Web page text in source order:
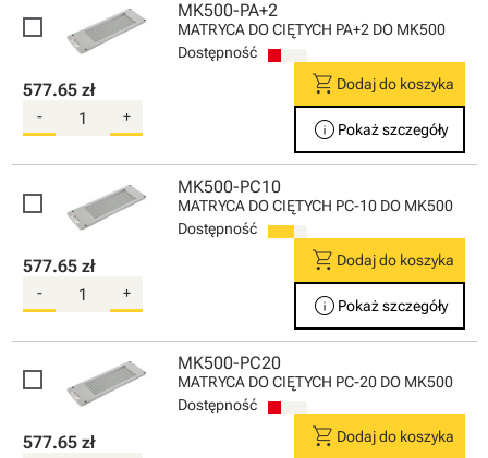
MK500-PA+2
MATRYCA DO CIĘTYCH PA+2 DO MK500
Dostępność
577.65 zł
- +
shopping_cart Dodaj do koszyka
info Pokaż szczegóły
MK500-PC10
MATRYCA DO CIĘTYCH PC-10 DO MK500
Dostępność
577.65 zł
- +
shopping_cart Dodaj do koszyka
info Pokaż szczegóły
MK500-PC20
MATRYCA DO CIĘTYCH PC-20 DO MK500
Dostępność
577.65 zł shopping_cart Dodaj do koszyka